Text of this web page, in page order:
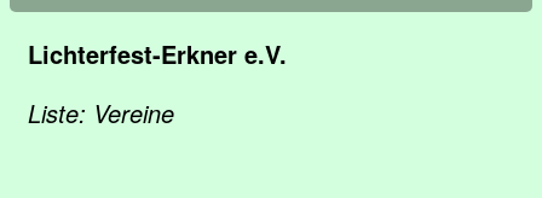
Lichterfest-Erkner e.V.
Liste: Vereine